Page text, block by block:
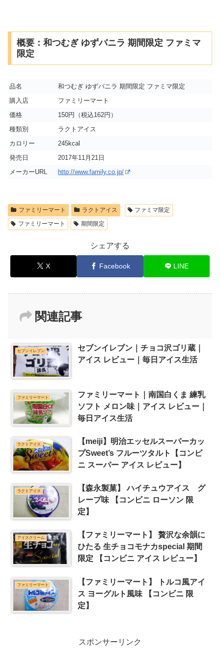
概要：和つむぎ ゆずバニラ 期間限定 ファミマ
限定
品名
和つむぎ ゆずバニラ 期間限定 ファミマ限定
購入店
ファミリーマート
価格
150円（税込162円）
種類別
ラクトアイス
カロリー
245kcal
発売日
2017年11月21日
メーカーURL
http://www.family.co.jp/
ファミリーマート ラクトアイス
ファミマ限定
ファミリーマート
期間限定
シェアする
X Facebook LINE
関連記事
セブンイレブン
セブンイレブン｜チョコ沢ゴリ蔵｜
アイス レビュー｜毎日アイス生活
ファミリーマート
ファミリーマート｜南国白くま 練乳
ソフト メロン味｜アイス レビュー｜
毎日アイス生活
ラクトアイス
【meiji】明治エッセルスーパーカッ
プSweet’s フルーツタルト【コンビ
ニ スーパー アイス レビュー】
ラクトアイス
【森永製菓】 ハイチュウアイス グ
レープ味 【コンビニ ローソン 限
定】
アイスクリーム
【ファミリーマート】 贅沢な余韻に
ひたる 生チョコモナカspecial 期間
限定 【コンビニ アイス レビュー】
ファミリーマート
【ファミリーマート】 トルコ風アイ
ス ヨーグルト風味 【コンビニ 限
定】
スポンサーリンク